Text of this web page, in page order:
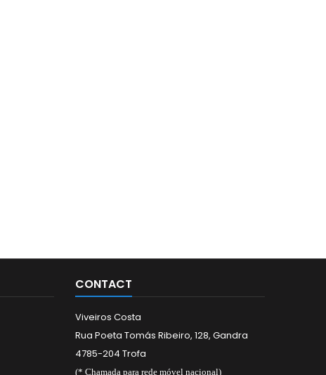
CONTACT
Viveiros Costa
Rua Poeta Tomás Ribeiro, 128, Gandra
4785-204 Trofa
(* Chamada para rede móvel nacional)